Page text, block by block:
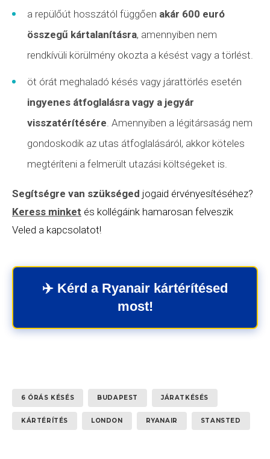
a repülőút hosszától függően akár 600 euró
összegű kártalanításra, amennyiben nem
rendkívüli körülmény okozta a késést vagy a törlést.
öt órát meghaladó késés vagy járattörlés esetén
ingyenes átfoglalásra vagy a jegyár
visszatérítésére . Amennyiben a légitársaság nem
gondoskodik az utas átfoglalásáról, akkor köteles
megtéríteni a felmerült utazási költségeket is.
Segítségre van szükséged jogaid érvényesítéséhez?
Keress minket és kollégáink hamarosan felveszik
Veled a kapcsolatot!
✈️ Kérd a Ryanair kártérítésed
most!
6 ÓRÁS KÉSÉS BUDAPEST JÁRATKÉSÉS
KÁRTÉRÍTÉS LONDON RYANAIR STANSTED